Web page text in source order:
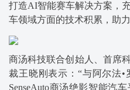
打造AI智能赛车解决方案，
车领域方面的技术积累，助
商汤科技联合创始人、首席
裁王晓刚表示：“与阿尔法
SenseAuto商汤绝影智能汽